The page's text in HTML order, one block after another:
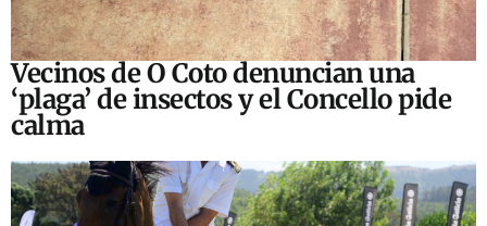
Vecinos de O Coto denuncian una
‘plaga’ de insectos y el Concello pide
calma